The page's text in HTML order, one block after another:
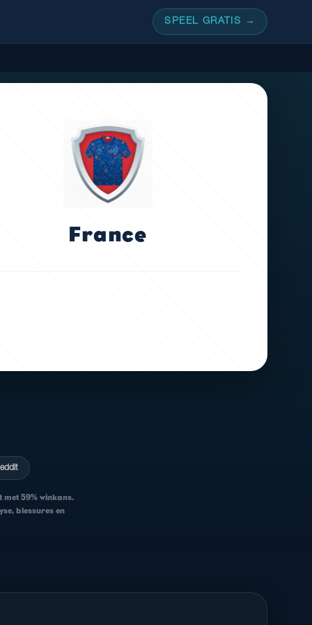
SPEEL GRATIS →
France
met 59% winkans.
blessures en